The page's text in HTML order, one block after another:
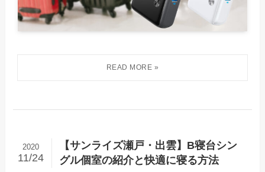
【サンライズ瀬戸・出雲】B寝台シン
グル個室の紹介と快適に寝る方法
2020
11/24